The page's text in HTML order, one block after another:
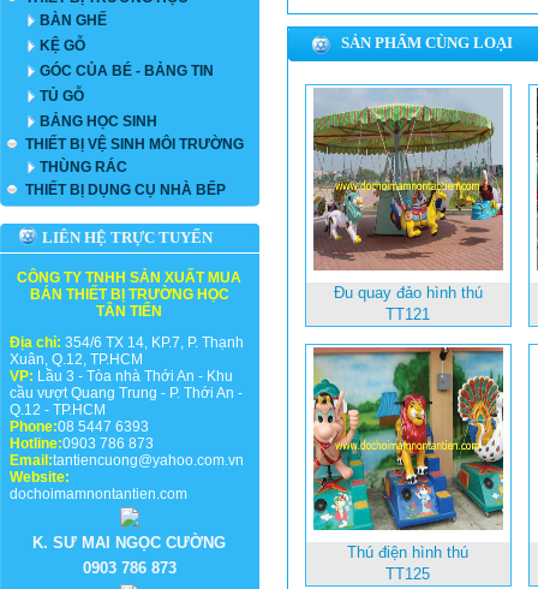
BÀN GHẾ
KỆ GỖ
GÓC CỦA BÉ - BẢNG TIN
TỦ GỖ
BẢNG HỌC SINH
THIẾT BỊ VỆ SINH MÔI TRƯỜNG
THÙNG RÁC
THIẾT BỊ DỤNG CỤ NHÀ BẾP
LIÊN HỆ TRỰC TUYẾN
CÔNG TY TNHH SẢN XUẤT MUA
BÁN THIẾT BỊ TRƯỜNG HỌC
TÂN TIẾN
Địa chỉ: 354/6 TX 14, KP.7, P. Thạnh
Xuân, Q.12, TP.HCM
VP: Lầu 3 - Tòa nhà Thới An - Khu
cầu vượt Quang Trung - P. Thới An -
Q.12 - TP.HCM
Phone:08 5447 6393
Hotline:0903 786 873
Email:tantiencuong@yahoo.com.vn
Website:
dochoimamnontantien.com
K. SƯ MAI NGỌC CƯỜNG
0903 786 873
SẢN PHẨM CÙNG LOẠI
Đu quay đảo hình thú
TT121
Thú điện hình thú
TT125